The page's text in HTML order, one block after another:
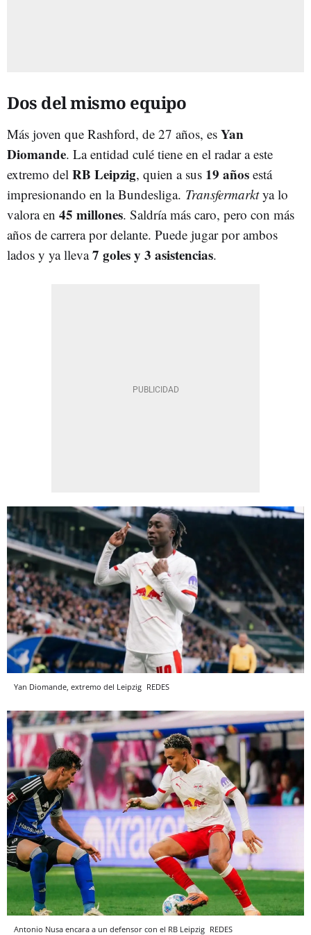
Dos del mismo equipo
Más joven que Rashford, de 27 años, es Yan
Diomande. La entidad culé tiene en el radar a este
extremo del RB Leipzig, quien a sus 19 años está
impresionando en la Bundesliga. Transfermarktya lo
valora en 45 millones. Saldría más caro, pero con más
años de carrera por delante. Puede jugar por ambos
lados y ya lleva7 goles y 3 asistencias.
Yan Diomande, extremo del Leipzig REDES
Antonio Nusa encara a un defensor con el RB Leipzig REDES